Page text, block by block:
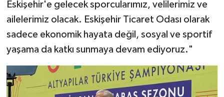
Eskişehir'e gelecek sporcularımız, velilerimiz ve
ailelerimiz olacak. Eskişehir Ticaret Odası olarak
sadece ekonomik hayata değil, sosyal ve sportif
yaşama da katkı sunmaya devam ediyoruz."